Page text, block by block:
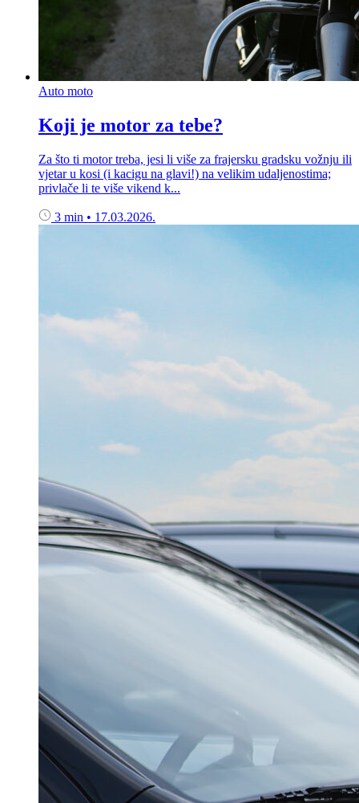
Auto moto
Koji je motor za tebe?
Za što ti motor treba, jesi li više za frajersku gradsku vožnju ili
vjetar u kosi (i kacigu na glavi!) na velikim udaljenostima;
privlače li te više vikend k...
3 min • 17.03.2026.